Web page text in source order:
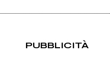
PUBBLICITÀ